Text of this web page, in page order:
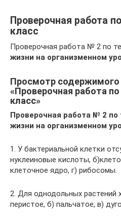
Проверочная работа
класс
Проверочная работа № 2 по
жизни на организменном
Просмотр
«Проверочная работа
класс»
Проверочная работа № 2 по
жизни на организменном
1. У бактериальной клетки
нуклеиновые кислоты,
клеточное ядро, г) рибосомы.
2. Для однодольных растений
перистое, б) пальчатое, в)